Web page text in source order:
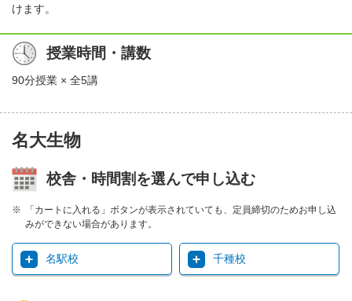
けます。
授業時間・講数
90分授業 × 全5講
名大生物
校舎・時間割を選んで申し込む
「カートに入れる」ボタンが表示されていても、定員締切のためお申し込
みができない場合があります。
名駅校 千種校